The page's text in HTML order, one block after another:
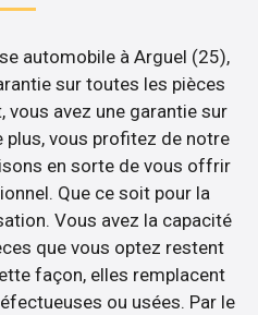
automobile à Arguel (25),
sur toutes les pièces
vous avez une garantie sur
plus, vous profitez de notre
en sorte de vous offrir
Que ce soit pour la
Vous avez la capacité
que vous optez restent
façon, elles remplacent
ou usées. Par le